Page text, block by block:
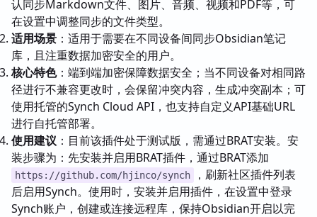
认同步Markdown文件、图片、音频、视频和PDF等，可
在设置中调整同步的文件类型。
适用场景 ：适用于需要在不同设备间同步Obsidian笔记
库，且注重数据加密安全的用户。
核心特色：端到端加密保障数据安全；当不同设备对相同路
径进行不兼容更改时，会保留冲突内容，生成冲突副本；可
使用托管的Synch Cloud API，也支持自定义API基础URL
进行自托管部署。
使用建议 ：目前该插件处于测试版，需通过BRAT安装。安
装步骤为：先安装并启用BRAT插件，通过BRAT添加
https://github.com/hjinco/synch
，刷新社区插件列表
后启用Synch。使用时，安装并启用插件，在设置中登录
Synch账户，创建或连接远程库，保持Obsidian开启以完